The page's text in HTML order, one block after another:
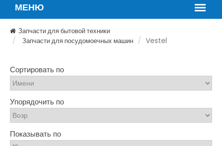
Запчасти для бытовой техники
Запчасти для посудомоечных машин
Vestel
Сортировать по
Упорядочить по
Показывать по